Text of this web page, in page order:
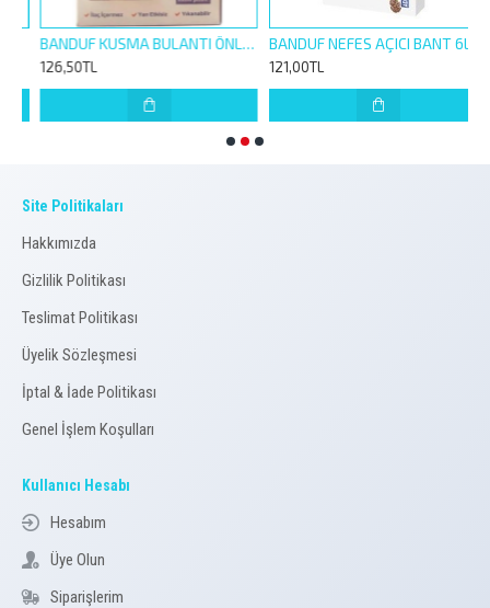
BANDUF KUSMA BULANTI ÖNLEYİCİ BİLEKLİK 1 ÇİFT
126,50TL
BANDUF NEFES AÇICI BANT 6LI
121,00TL
Site Politikaları
Hakkımızda
Gizlilik Politikası
Teslimat Politikası
Üyelik Sözleşmesi
İptal & İade Politikası
Genel İşlem Koşulları
Kullanıcı Hesabı
Hesabım
Üye Olun
Siparişlerim